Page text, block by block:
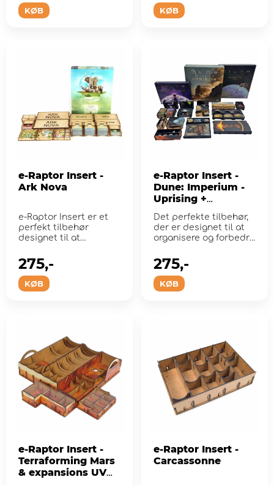
KØB KØB
e-Raptor Insert -
Ark Nova
e-Raptor Insert er et
perfekt tilbehør
designet til at
gamep...
KØB
275,-
e-Raptor Insert -
Dune: Imperium -
Uprising +
expansions UV
Print
Det perfekte tilbehør,
der er designet til at
organisere og forbedre
KØB
275,-
e-Raptor Insert -
Terraforming Mars
& expansions UV
e-Raptor Insert -
Carcassonne